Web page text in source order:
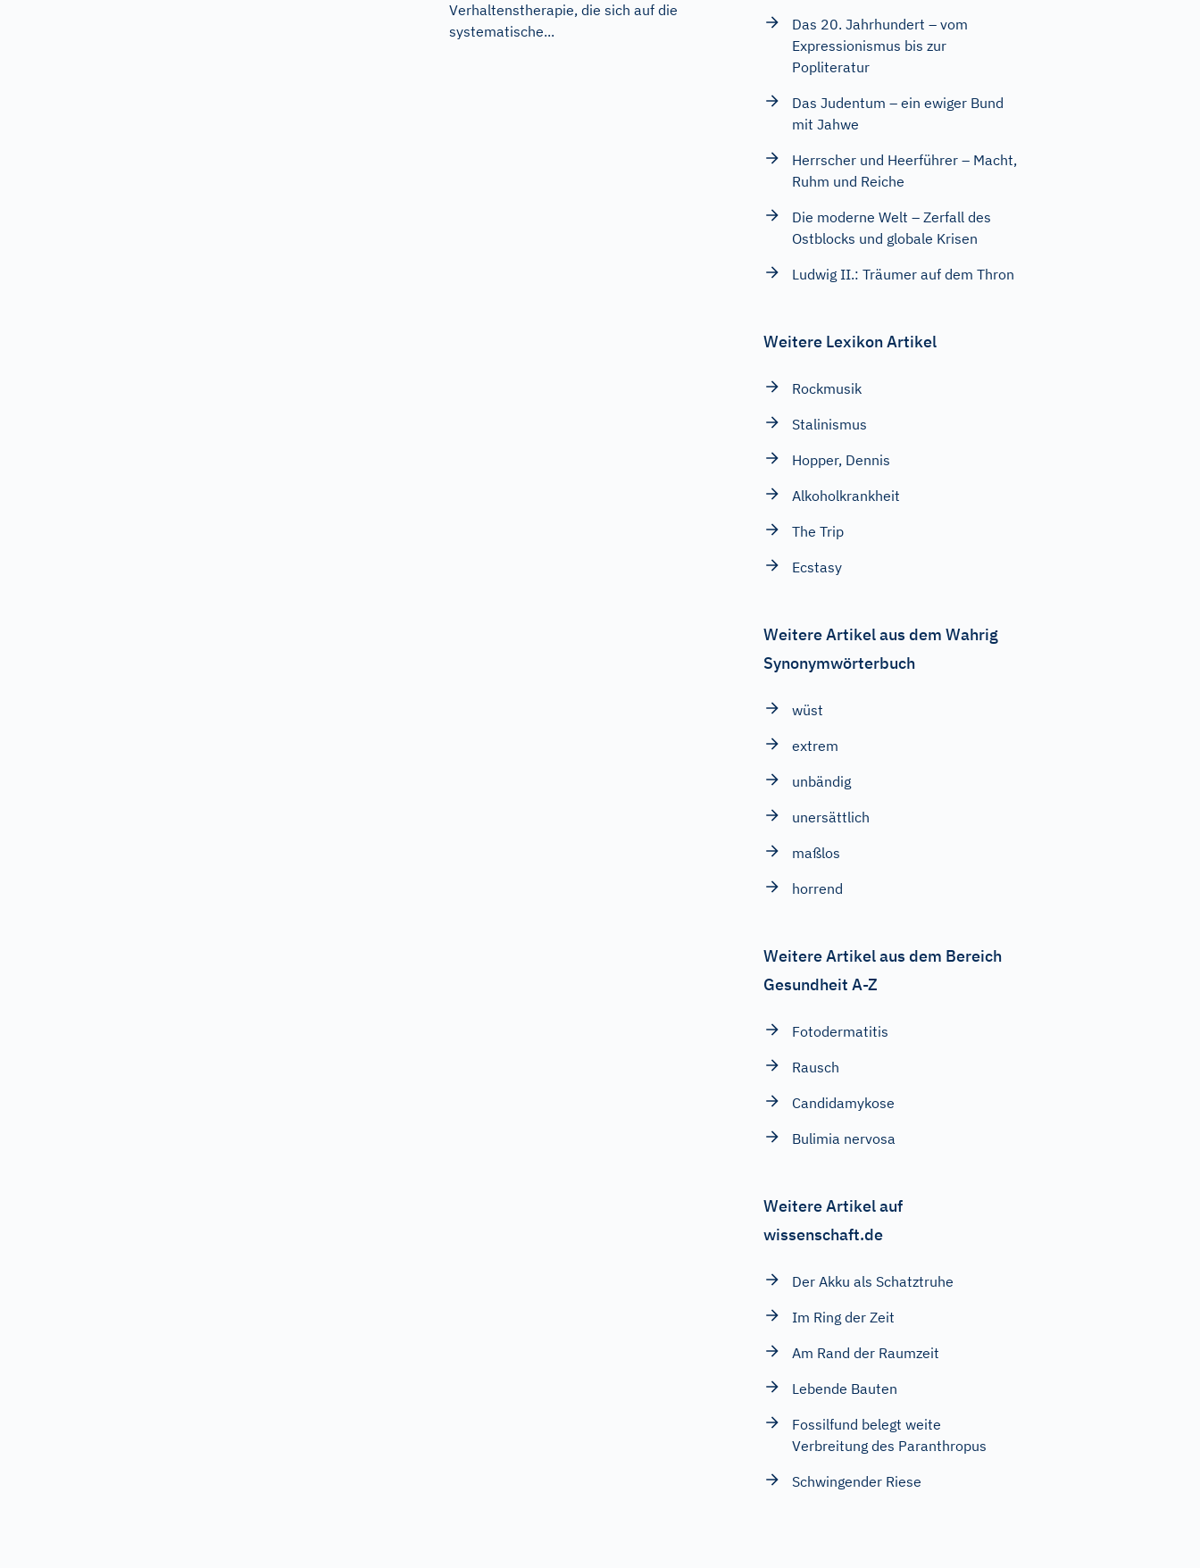
Verhaltenstherapie, die sich auf die
systematische...
Das 20. Jahrhundert – vom
Expressionismus bis zur
Popliteratur
Das Judentum – ein ewiger Bund
mit Jahwe
Herrscher und Heerführer – Macht,
Ruhm und Reiche
Die moderne Welt – Zerfall des
Ostblocks und globale Krisen
Ludwig II.: Träumer auf dem Thron
Weitere Lexikon Artikel
Rockmusik
Stalinismus
Hopper, Dennis
Alkoholkrankheit
The Trip
Ecstasy
Weitere Artikel aus dem Wahrig
Synonymwörterbuch
wüst
extrem
unbändig
unersättlich
maßlos
horrend
Weitere Artikel aus dem Bereich
Gesundheit A-Z
Fotodermatitis
Rausch
Candidamykose
Bulimia nervosa
Weitere Artikel auf
wissenschaft.de
Der Akku als Schatztruhe
Im Ring der Zeit
Am Rand der Raumzeit
Lebende Bauten
Fossilfund belegt weite
Verbreitung des Paranthropus
Schwingender Riese